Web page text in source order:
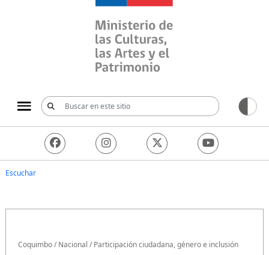
Ministerio de las
Escuchar
Coquimbo/Nacional /Participación ciudadana, género e inclusión